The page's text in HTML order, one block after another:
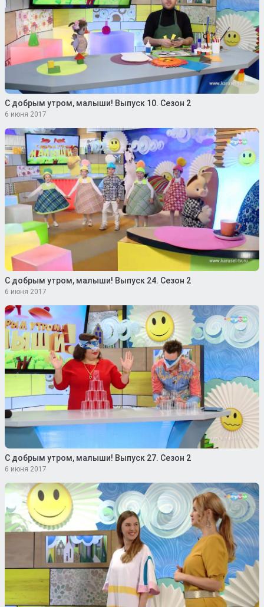
С добрым утром, малыши! Выпуск 10. Сезон 2
6 июня 2017
С добрым утром, малыши! Выпуск 24. Сезон 2
6 июня 2017
С добрым утром, малыши! Выпуск 27. Сезон 2
6 июня 2017